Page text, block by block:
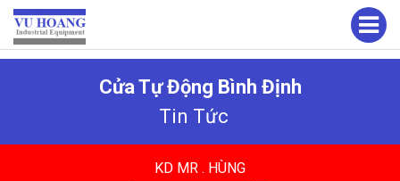
Cửa Tự Động Bình Định
Tin Tức
KD MR . HÙNG